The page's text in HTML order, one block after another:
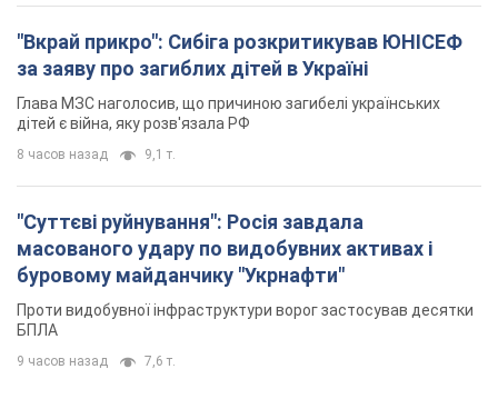
"Вкрай прикро": Сибіга розкритикував ЮНІСЕФ
за заяву про загиблих дітей в Україні
Глава МЗС наголосив, що причиною загибелі українських
дітей є війна, яку розв'язала РФ
8 часов назад 9,1 т.
"Суттєві руйнування": Росія завдала
масованого удару по видобувних активах і
буровому майданчику "Укрнафти"
Проти видобувної інфраструктури ворог застосував десятки
БПЛА
9 часов назад 7,6 т.